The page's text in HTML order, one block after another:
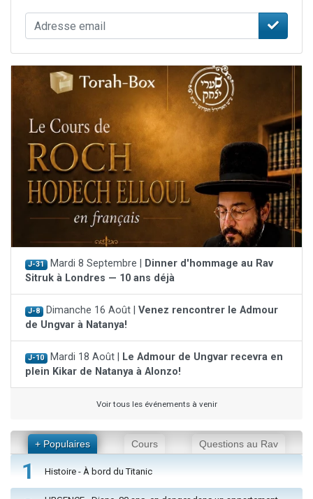
J-31 Mardi 8 Septembre |
Dinner d'hommage au Rav
Sitruk à Londres — 10 ans déjà
J-8 Dimanche 16 Août | Venez rencontrer le Admour
de Ungvar à Natanya!
J-10 Mardi 18 Août |
Le Admour de Ungvar recevra en
plein Kikar de Natanya à Alonzo!
Voir tous les événements à venir
+ Populaires Cours Questions au Rav
1 Histoire - À bord du Titanic